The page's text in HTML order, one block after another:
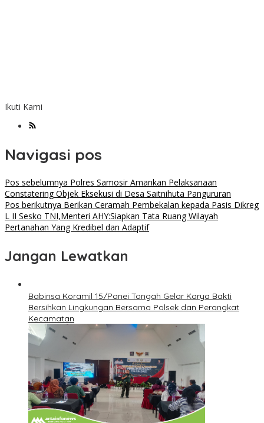
Ikuti Kami
Navigasi pos
Pos sebelumnya Polres Samosir Amankan Pelaksanaan
Constatering Objek Eksekusi di Desa Saitnihuta Pangururan
Pos berikutnya Berikan Ceramah Pembekalan kepada Pasis Dikreg
L II Sesko TNI,Menteri AHY:Siapkan Tata Ruang Wilayah
Pertanahan Yang Kredibel dan Adaptif
Jangan Lewatkan
Babinsa Koramil 15/Panei Tongah Gelar Karya Bakti
Bersihkan Lingkungan Bersama Polsek dan Perangkat
Kecamatan